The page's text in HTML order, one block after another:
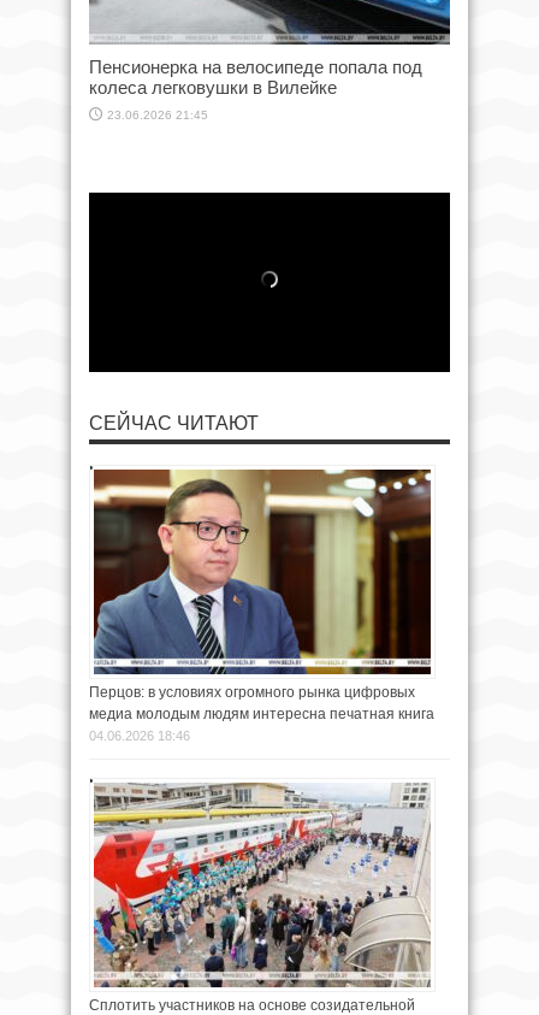
Пенсионерка на велосипеде попала под
колеса легковушки в Вилейке
23.06.2026 21:45
СЕЙЧАС ЧИТАЮТ
Перцов: в условиях огромного рынка цифровых
медиа молодым людям интересна печатная книга
04.06.2026 18:46
Сплотить участников на основе созидательной